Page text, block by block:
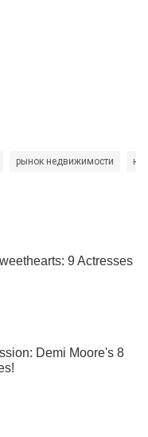
рынок недвижимости